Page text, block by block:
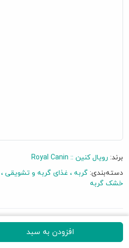
برند: رویال کنین :: Royal Canin
دسته‌بندی: گربه غذای گربه و تشویقی
خشک گربه
افزودن نظرتانافزودن به سبد